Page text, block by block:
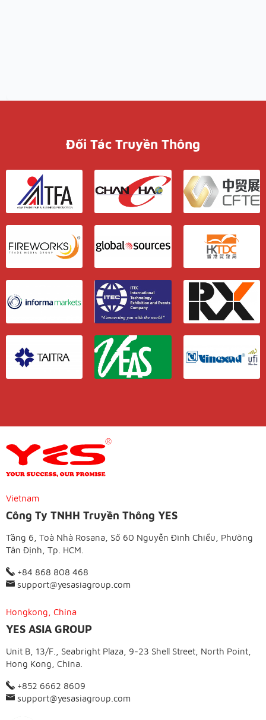
Đối Tác Truyền Thông
Vietnam
Công Ty TNHH Truyền Thông YES
Tầng 6, Toà Nhà Rosana, Số 60 Nguyễn Đình Chiểu, Phường
Tân Định, Tp. HCM.
+84 868 808 468
support@yesasiagroup.com
Hongkong, China
YES ASIA GROUP
Unit B, 13/F., Seabright Plaza, 9-23 Shell Street, North Point,
Hong Kong, China.
+852 6662 8609
support@yesasiagroup.com